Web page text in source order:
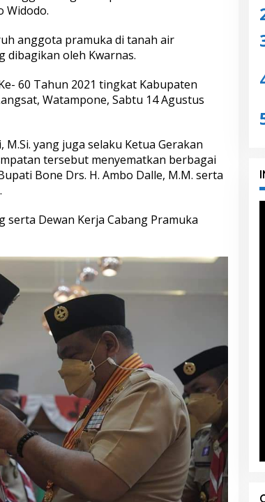
Widodo.
anggota pramuka di tanah air
dibagikan oleh Kwarnas.
60 Tahun 2021 tingkat Kabupaten
Watampone, Sabtu 14 Agustus
M.Si. yang juga selaku Ketua Gerakan
tersebut menyematkan berbagai
Bone Drs. H. Ambo Dalle, M.M. serta
Dewan Kerja Cabang Pramuka